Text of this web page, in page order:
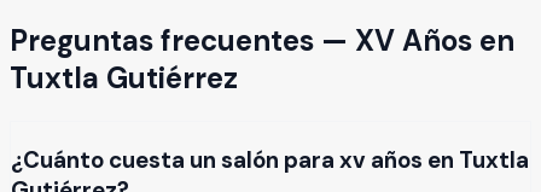
Preguntas frecuentes — XV Años en
Tuxtla Gutiérrez
¿Cuánto cuesta un salón para xv años en Tuxtla